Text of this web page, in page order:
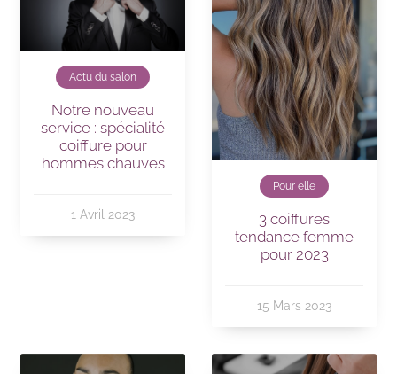
Actu du salon
Notre nouveau
service : spécialité
coiffure pour
hommes chauves
1 Avril 2023
Pour elle
3 coiffures
tendance femme
pour 2023
15 Mars 2023